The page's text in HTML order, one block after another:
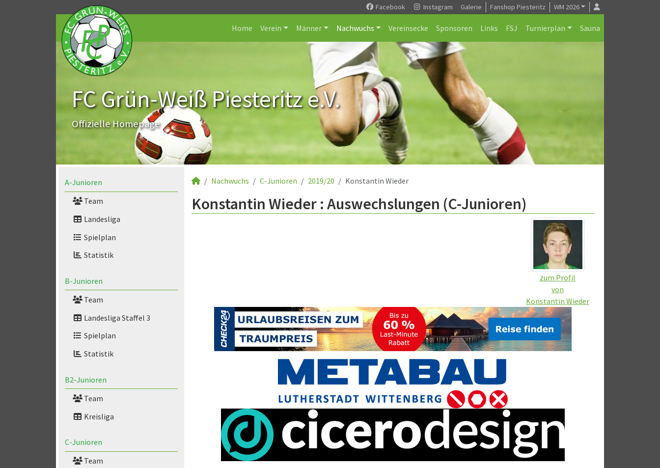
Facebook Instagram Galerie Fanshop Piesteritz WM 2026
Home Verein Männer Nachwuchs Vereinsecke Sponsoren Links FSJ Turnierplan Sauna
FC Grün-Weiß Piesteritz e.V.
Offizielle Homepage
A-Junioren
Team
Landesliga
Spielplan
Statistik
B-Junioren
Team
Landesliga Staffel 3
Spielplan
Statistik
B2-Junioren
Team
Kreisliga
C-Junioren
Team
Nachwuchs C-Junioren 2019/20 Konstantin Wieder
Konstantin Wieder : Auswechslungen (C-Junioren)
zum Profil
von
Konstantin Wieder